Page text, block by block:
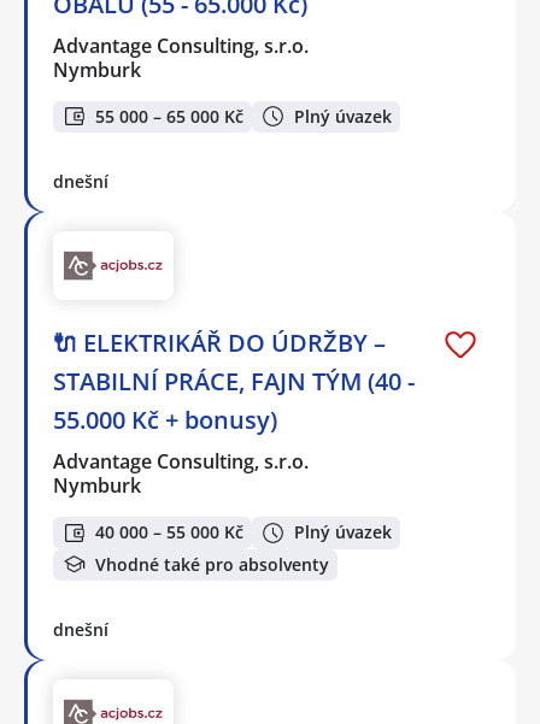
Advantage Consulting, s.r.o.
Nymburk
55 000 – 65 000 Kč Plný úvazek
dnešní
🔌 ELEKTRIKÁŘ DO ÚDRŽBY –
STABILNÍ PRÁCE, FAJN TÝM (40 -
55.000 Kč + bonusy)
Advantage Consulting, s.r.o.
Nymburk
40 000 – 55 000 Kč
Plný úvazek
Vhodné také pro absolventy
dnešní